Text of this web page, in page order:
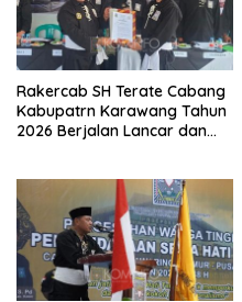
Rakercab SH Terate Cabang
Kabupatrn Karawang Tahun
2026 Berjalan Lancar dan